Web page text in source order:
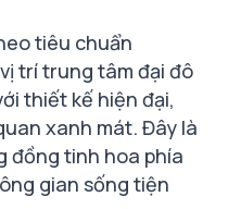
tiêu chuẩn
trí trung tâm đại đô
thiết kế hiện đại,
xanh mát. Đây là
đồng tinh hoa phía
gian sống tiện